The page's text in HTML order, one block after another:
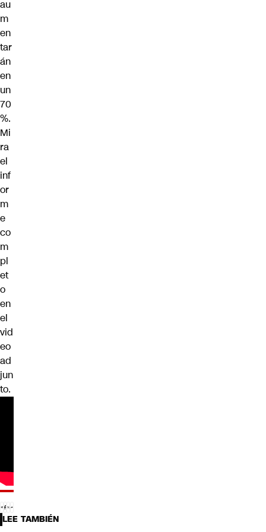
au
m
en
tar
án
en
un
70
%.
Mi
ra
el
inf
or
m
e
co
m
pl
et
o
en
el
vid
eo
ad
jun
to.
LEE TAMBIÉN